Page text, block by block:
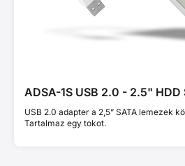
ADSA-1S USB 2.0 - 2.5" HDD
USB 2.0 adapter a 2,5” SATA lemezek
Tartalmaz egy tokot.